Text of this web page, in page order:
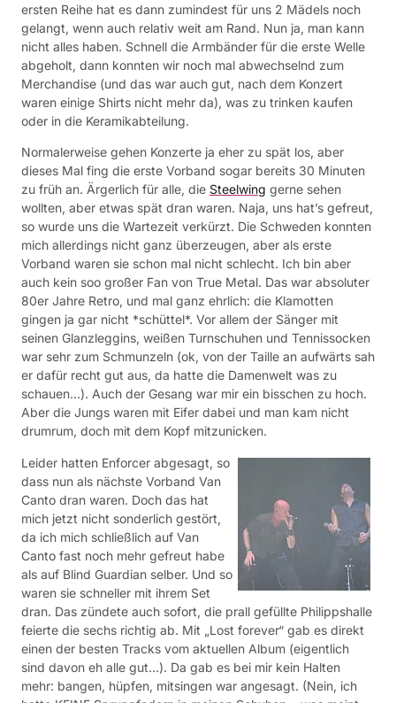
ersten Reihe hat es dann zumindest für uns 2 Mädels noch
gelangt, wenn auch relativ weit am Rand. Nun ja, man kann
nicht alles haben. Schnell die Armbänder für die erste Welle
abgeholt, dann konnten wir noch mal abwechselnd zum
Merchandise (und das war auch gut, nach dem Konzert
waren einige Shirts nicht mehr da), was zu trinken kaufen
oder in die Keramikabteilung.
Normalerweise gehen Konzerte ja eher zu spät los, aber
dieses Mal fing die erste Vorband sogar bereits 30 Minuten
zu früh an. Ärgerlich für alle, die Steelwing gerne sehen
wollten, aber etwas spät dran waren. Naja, uns hat’s gefreut,
so wurde uns die Wartezeit verkürzt. Die Schweden konnten
mich allerdings nicht ganz überzeugen, aber als erste
Vorband waren sie schon mal nicht schlecht. Ich bin aber
auch kein soo großer Fan von True Metal. Das war absoluter
80er Jahre Retro, und mal ganz ehrlich: die Klamotten
gingen ja gar nicht *schüttel*. Vor allem der Sänger mit
seinen Glanzleggins, weißen Turnschuhen und Tennissocken
war sehr zum Schmunzeln (ok, von der Taille an aufwärts sah
er dafür recht gut aus, da hatte die Damenwelt was zu
schauen…). Auch der Gesang war mir ein bisschen zu hoch.
Aber die Jungs waren mit Eifer dabei und man kam nicht
drumrum, doch mit dem Kopf mitzunicken.
Leider hatten Enforcer abgesagt, so
dass nun als nächste Vorband Van
Canto dran waren. Doch das hat
mich jetzt nicht sonderlich gestört,
da ich mich schließlich auf Van
Canto fast noch mehr gefreut habe
als auf Blind Guardian selber. Und so
waren sie schneller mit ihrem Set
dran. Das zündete auch sofort, die prall gefüllte Philippshalle
feierte die sechs richtig ab. Mit „Lost forever“ gab es direkt
einen der besten Tracks vom aktuellen Album (eigentlich
sind davon eh alle gut…). Da gab es bei mir kein Halten
mehr: bangen, hüpfen, mitsingen war angesagt. (Nein, ich